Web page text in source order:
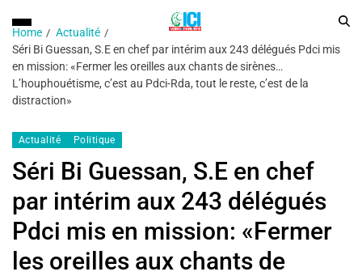
Home
Actualité
Séri Bi Guessan, S.E en chef par intérim aux 243 délégués Pdci mis
en mission: «Fermer les oreilles aux chants de sirènes…
L’houphouétisme, c’est au Pdci-Rda, tout le reste, c’est de la
distraction»
Actualité Politique
Séri Bi Guessan, S.E en chef
par intérim aux 243 délégués
Pdci mis en mission: «Fermer
les oreilles aux chants de